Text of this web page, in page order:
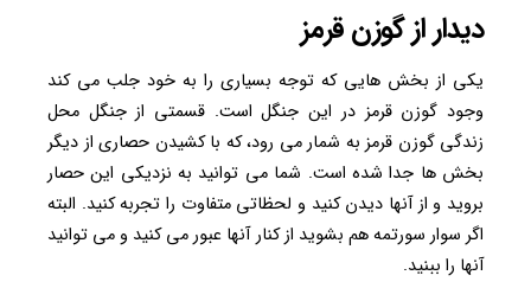
دیدار از گوزن قرمز
یکی از بخش هایی که توجه بسیاری را به خود جلب می کند
وجود گوزن قرمز در این جنگل است. قسمتی از جنگل محل
زندگی گوزن قرمز به شمار می رود، که با کشیدن حصاری از دیگر
بخش ها جدا شده است. شما می توانید به نزدیکی این حصار
بروید و از آنها دیدن کنید و لحظاتی متفاوت را تجربه کنید. البته
اگر سوار سورتمه هم بشوید از کنار آنها عبور می کنید و می توانید
آنها را ببنید.